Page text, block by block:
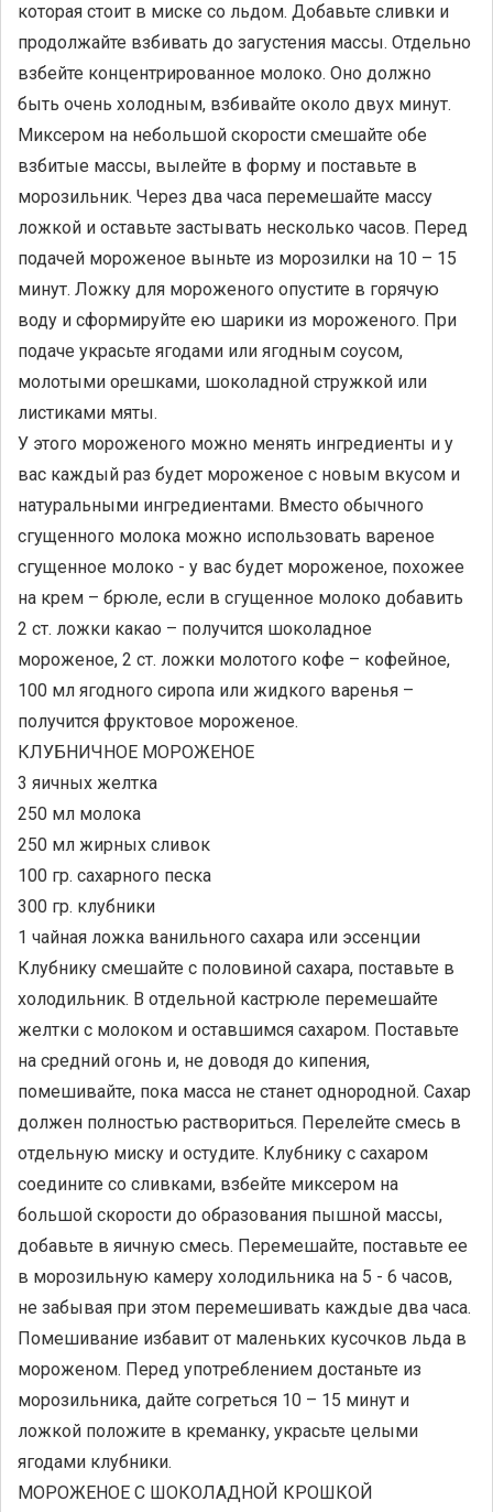
которая стоит в миске со льдом. Добавьте сливки и
продолжайте взбивать до загустения массы. Отдельно
взбейте концентрированное молоко. Оно должно
быть очень холодным, взбивайте около двух минут.
Миксером на небольшой скорости смешайте обе
взбитые массы, вылейте в форму и поставьте в
морозильник. Через два часа перемешайте массу
ложкой и оставьте застывать несколько часов. Перед
подачей мороженое выньте из морозилки на 10 – 15
минут. Ложку для мороженого опустите в горячую
воду и сформируйте ею шарики из мороженого. При
подаче украсьте ягодами или ягодным соусом,
молотыми орешками, шоколадной стружкой или
листиками мяты.
У этого мороженого можно менять ингредиенты и у
вас каждый раз будет мороженое с новым вкусом и
натуральными ингредиентами. Вместо обычного
сгущенного молока можно использовать вареное
сгущенное молоко - у вас будет мороженое, похожее
на крем – брюле, если в сгущенное молоко добавить
2 ст. ложки какао – получится шоколадное
мороженое, 2 ст. ложки молотого кофе – кофейное,
100 мл ягодного сиропа или жидкого варенья –
получится фруктовое мороженое.
КЛУБНИЧНОЕ МОРОЖЕНОЕ
3 яичных желтка
250 мл молока
250 мл жирных сливок
100 гр. сахарного песка
300 гр. клубники
1 чайная ложка ванильного сахара или эссенции
Клубнику смешайте с половиной сахара, поставьте в
холодильник. В отдельной кастрюле перемешайте
желтки с молоком и оставшимся сахаром. Поставьте
на средний огонь и, не доводя до кипения,
помешивайте, пока масса не станет однородной. Сахар
должен полностью раствориться. Перелейте смесь в
отдельную миску и остудите. Клубнику с сахаром
соедините со сливками, взбейте миксером на
большой скорости до образования пышной массы,
добавьте в яичную смесь. Перемешайте, поставьте ее
в морозильную камеру холодильника на 5 - 6 часов,
не забывая при этом перемешивать каждые два часа.
Помешивание избавит от маленьких кусочков льда в
мороженом. Перед употреблением достаньте из
морозильника, дайте согреться 10 – 15 минут и
ложкой положите в креманку, украсьте целыми
ягодами клубники.
МОРОЖЕНОЕ С ШОКОЛАДНОЙ КРОШКОЙ